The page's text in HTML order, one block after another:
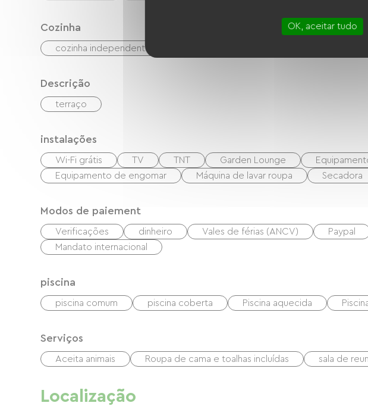
Cozinha
cozinha independente
Descrição
terraço
instalações
Wi-Fi grátis TV TNT Garden Lounge
Equipamento de engomar
Máquina de lavar roupa Secadora
Modos de paiement
Verificações dinheiro Vales de férias (ANCV) Paypal
Mandato internacional
piscina
piscina comum piscina coberta Piscina aquecida
Serviços
Aceita animais Roupa de cama e toalhas incluídas sala de
Localização
OK, aceitar tudo